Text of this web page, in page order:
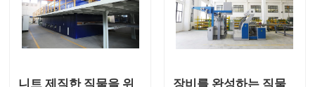
니트 제직한 직물을 위
장비를 완성하는 직물